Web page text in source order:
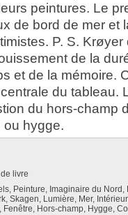
peintures. Le
de bord de mer et
P. S.
de la
et de la mémoire.
du tableau.
du hors-champ
ou hygge.
livre
Peinture, Imaginaire du Nord,
Skagen, Lumière, Mer,
Fenêtre, Hors-champ, Hygge,